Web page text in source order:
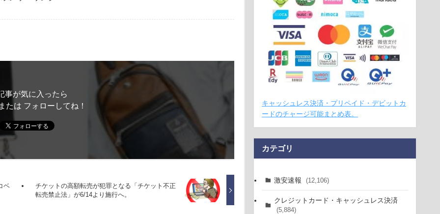
事が気に入ったら
たは フォローしてね！
ベ
チケットの高額転売が犯罪となる「チケット不正
転売禁止法」が6/14より施行へ。
キャッシュレス決済・プリペイド・デビットカ
ードのチャージ可能まとめ表。
カテゴリ
激安速報 (12,106)
クレジットカード・キャッシュレス決済
(5,884)